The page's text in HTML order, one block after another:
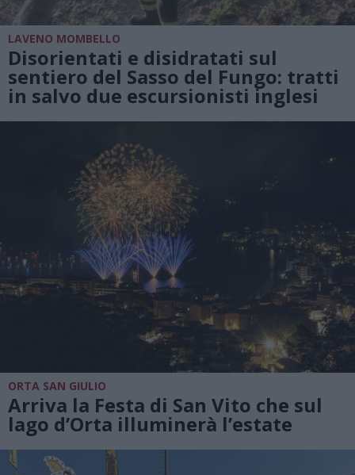
LAVENO MOMBELLO
Disorientati e disidratati sul
sentiero del Sasso del Fungo: tratti
in salvo due escursionisti inglesi
ORTA SAN GIULIO
Arriva la Festa di San Vito che sul
lago d’Orta illuminerà l’estate